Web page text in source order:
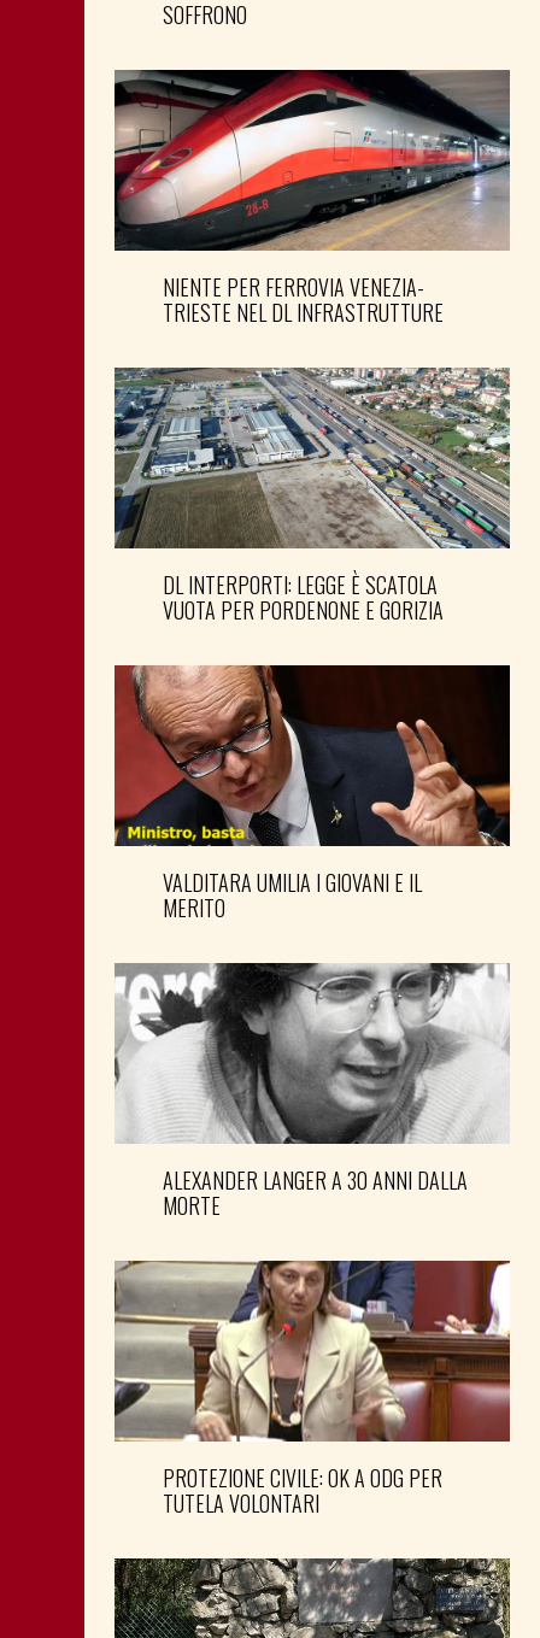
SOFFRONO
NIENTE PER FERROVIA VENEZIA-
TRIESTE NEL DL INFRASTRUTTURE
DL INTERPORTI: LEGGE È SCATOLA
VUOTA PER PORDENONE E GORIZIA
VALDITARA UMILIA I GIOVANI E IL
MERITO
ALEXANDER LANGER A 30 ANNI DALLA
MORTE
PROTEZIONE CIVILE: OK A ODG PER
TUTELA VOLONTARI